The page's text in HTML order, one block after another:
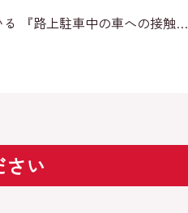
る 『路上駐車中の車への接触…
い